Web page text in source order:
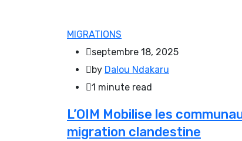
MIGRATIONS
septembre 18, 2025
by Dalou Ndakaru
1 minute read
L’OIM Mobilise les
migration clandestine